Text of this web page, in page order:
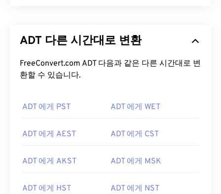
ADT 다른 시간대로 변환
FreeConvert.com ADT 다음과 같은 다른 시간대로 변
환할 수 있습니다.
ADT 에게 PST ADT 에게 WET
ADT 에게 AEST ADT 에게 CST
ADT 에게 AKST ADT 에게 MSK
ADT 에게 HST ADT 에게 NST